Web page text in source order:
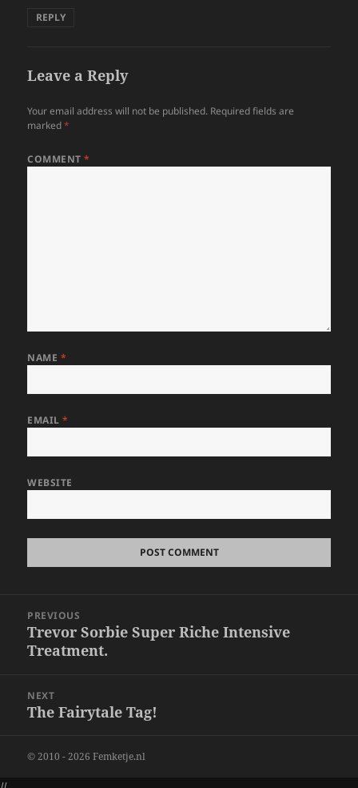
REPLY
Leave a Reply
Your email address will not be published. Required fields are
marked*
COMMENT*
NAME *
EMAIL*
WEBSITE
navigation
PREVIOUS
Previous
post:
Trevor Sorbie Super Riche Intensive
Treatment.
NEXT
Next
The Fairytale Tag!
© 2010 - 2026 Femketje.nl